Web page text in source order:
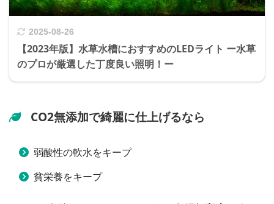
2025-08-26
【2023年版】水草水槽におすすめのLEDライト ー水草
のプロが厳選した丁度良い照明！ー
CO2無添加で綺麗に仕上げるなら
弱酸性の軟水をキープ
貧栄養をキープ